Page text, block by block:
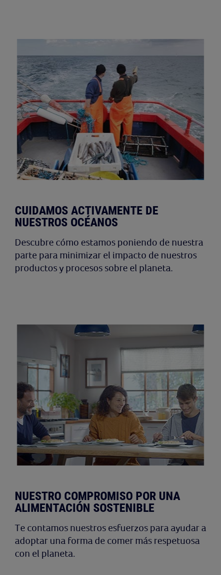
CUIDAMOS ACTIVAMENTE DE
NUESTROS OCÉANOS
Descubre cómo estamos poniendo de nuestra
parte para minimizar el impacto de nuestros
productos y procesos sobre el planeta.
NUESTRO COMPROMISO POR UNA
ALIMENTACIÓN SOSTENIBLE
Te contamos nuestros esfuerzos para ayudar a
adoptar una forma de comer más respetuosa
con el planeta.